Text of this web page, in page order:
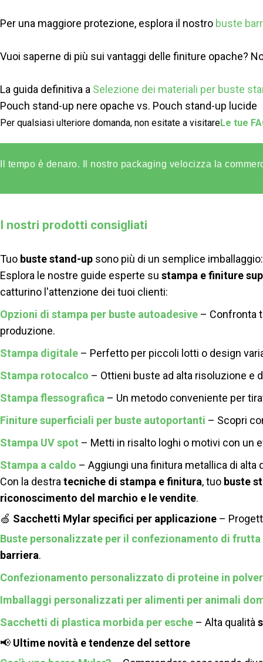
Per una maggiore protezione, esplora il nostro buste
Vuoi saperne di più sui vantaggi delle finiture opache?
La guida definitiva a Selezione dei materiali per buste
Pouch stand-up nere opache vs. Pouch stand-up lucide
Per qualsiasi ulteriore domanda, non esitate a visitareLe tue
Il tempo è denaro. Il nostro packaging velocizza la
I nostri prodotti consigliati
Tuo buste stand-up sono più di un semplice
Esplora le nostre guide esperte su stampa e finiture
catturino l'attenzione dei tuoi clienti:
Opzioni di stampa per buste autoadesive – Confronta
produzione.
Stampa digitale – Perfetto per piccoli lotti o design
Stampa rotocalco – Ottieni buste ad alta risoluzione e
Stampa flessografica – Un metodo conveniente per
Finiture superficiali per buste autoportanti – Scopri
Stampa UV spot – Metti in risalto loghi o motivi con un
Stampa a caldo – Aggiungi una finitura metallica di
Con la destra tecniche di stampa e finitura, tuo buste
riconoscimento del marchio e le vendite.
🍏 Sacchetti Mylar specifici per applicazione –
Buste personalizzate per il confezionamento di frutta
barriera.
Confezionamento personalizzato di proteine ​​in
Imballaggi personalizzati per alimenti per animali
Sacchetti di plastica morbida per esche – Alta qualità
📢 Ultime novità e tendenze del settore